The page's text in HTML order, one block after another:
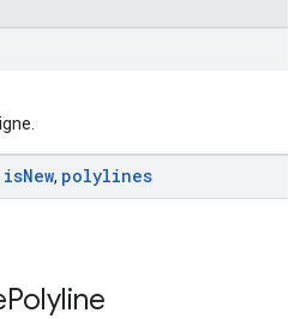
isNew, polylines
Polyline